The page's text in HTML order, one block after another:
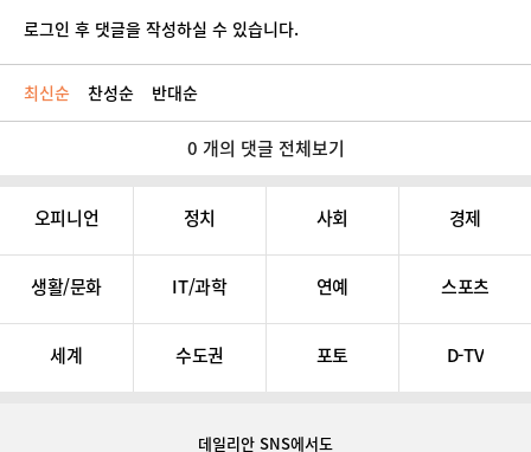
로그인 후 댓글을 작성하실 수 있습니다.
최신순 찬성순 반대순
0 개의 댓글 전체보기
오피니언 정치 사회 경제
생활/문화 IT/과학 연예 스포츠
세계 수도권 포토 D-TV
데일리안 SNS에서도